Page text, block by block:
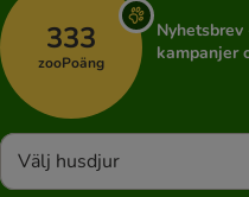
333
zooPoäng
kampanjer
Välj husdjur